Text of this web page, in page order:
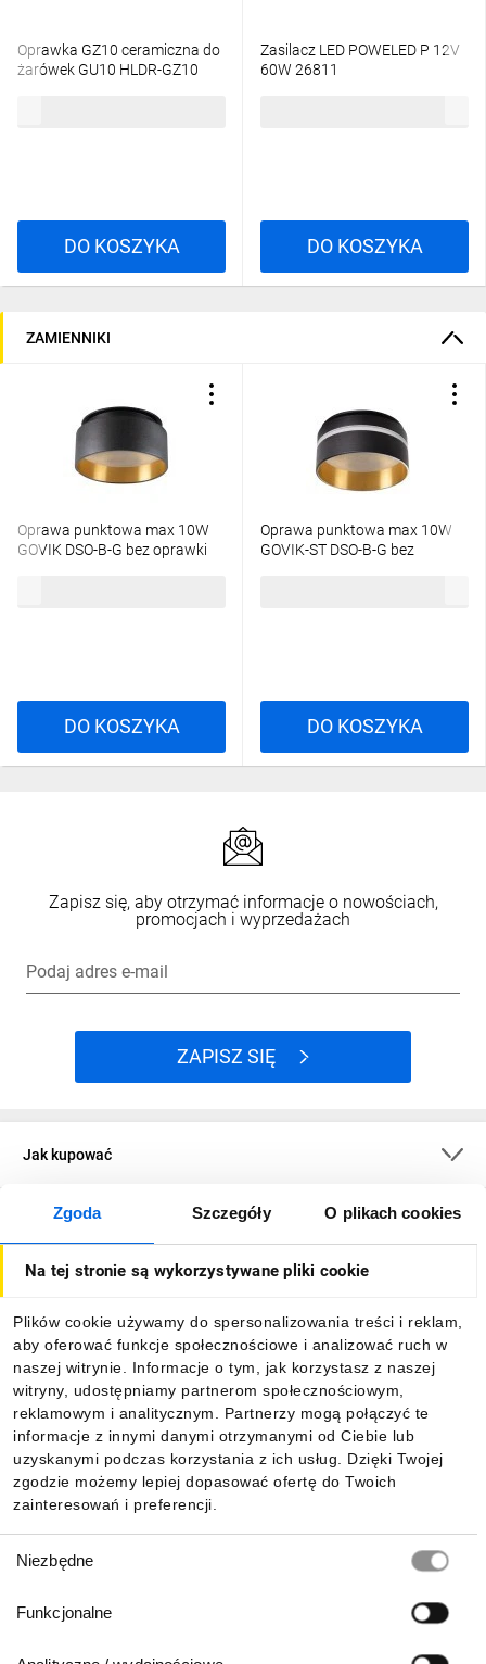
Zgoda Szczegóły O plikach cookies
Na tej stronie są wykorzystywane pliki cookie
Plików cookie używamy do spersonalizowania treści i reklam,
aby oferować funkcje społecznościowe i analizować ruch w
naszej witrynie. Informacje o tym, jak korzystasz z naszej
witryny, udostępniamy partnerom społecznościowym,
reklamowym i analitycznym. Partnerzy mogą połączyć te
informacje z innymi danymi otrzymanymi od Ciebie lub
uzyskanymi podczas korzystania z ich usług. Dzięki Twojej
zgodzie możemy lepiej dopasować ofertę do Twoich
zainteresowań i preferencji.
zgody
Niezbędne
Funkcjonalne
Oprawka GZ10 ceramiczna do
żarówek GU10 HLDR-GZ10
DO KOSZYKA
Zasilacz LED POWELED P 12V
60W 26811
DO KOSZYKA
ZAMIENNIKI
Oprawa punktowa max 10W
GOVIK DSO-B-G bez oprawki
DO KOSZYKA
Oprawa punktowa max 10W
GOVIK-ST DSO-B-G bez
DO KOSZYKA
Zapisz się, aby otrzymać informacje o nowościach,
promocjach i wyprzedażach
Podaj adres e-mail
ZAPISZ SIĘ
Jak kupować
O firmie
Informacje
Pobierz naszą aplikację mobilną: